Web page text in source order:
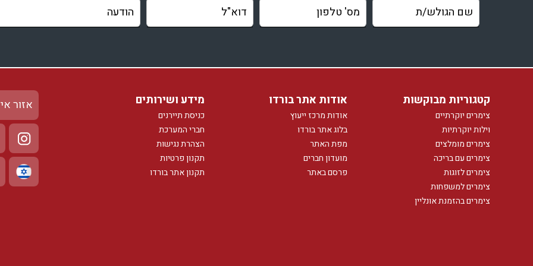
קטגוריות מבוקשות
צימרים יוקרתיים
וילות יוקרתיות
צימרים מומלצים
צימרים עם בריכה
צימרים לזוגות
צימרים למשפחות
צימרים בהזמנת אונליין
אודות אתר בורדו
אודות מרכז ייעוץ
בלוג אתר בורדו
מפת האתר
מועדון חברים
פרסם באתר
מידע ושירותים
כניסת תיירנים
חברי המערכת
הצהרת נגישות
תקנון פרטיות
תקנון אתר בורדו
אזור